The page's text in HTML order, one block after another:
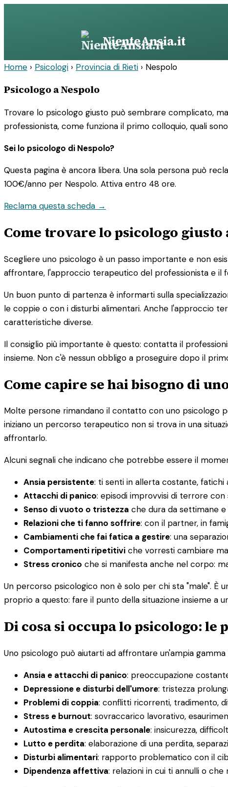
NienteAnsia.it
Home › Psicologi › Provincia di Rieti › Nespolo
Psicologo a Nespolo
Trovare lo psicologo giusto può sembrare complicato,
professionista, come funziona il primo colloquio, quali
Sei lo psicologo di Nespolo?
Questa pagina è ancora libera. Una sola persona può
100€/anno per Nespolo. Attiva entro 48 ore.
Reclama questa scheda →
Come trovare lo psicologo giusto
Scegliere uno psicologo è un passo importante e non
affrontare, l'approccio terapeutico del professionista e il
Un buon punto di partenza è informarti sulla
le coppie o con i disturbi alimentari. Anche l'approccio
caratteristiche diverse.
Il consiglio più importante è questo: contatta il
insieme. Non c'è nessun obbligo a proseguire dopo il
Come capire se hai bisogno di
Molte persone rimandano il contatto con uno psicologo
iniziano un percorso terapeutico non si trova in una
affrontarlo.
Alcuni segnali che indicano che potrebbe essere il
Ansia persistente: ti senti in allerta costante, fatichi
Attacchi di panico: episodi improvvisi di terrore con
Senso di vuoto o tristezza che dura da settimane e
Relazioni che ti fanno soffrire: con il partner, in
Cambiamenti che fai fatica a gestire: una
Comportamenti ripetitivi che vorresti cambiare
Stress cronico che si manifesta anche nel corpo:
Un percorso psicologico non è solo per chi sta "male". È
proprio a questo: fare il punto della situazione insieme a
Di cosa si occupa lo psicologo:
Uno psicologo può aiutarti ad affrontare un'ampia
Ansia e attacchi di panico: preoccupazione
Depressione e disturbi dell'umore: tristezza
Problemi di coppia: conflitti ricorrenti, tradimento,
Stress e burnout: sovraccarico lavorativo,
Autostima e crescita personale: insicurezza,
Lutto e perdita: elaborazione di una perdita,
Disturbi alimentari: rapporto problematico con il
Dipendenza affettiva: relazioni in cui ti annulli o